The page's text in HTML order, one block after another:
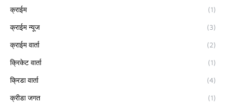
क्राईम (1)
क्राईम न्यूज (3)
क्राईम वार्ता (2)
क्रिकेट वार्ता (1)
क्रिडा वार्ता (4)
क्रीडा जगत (1)